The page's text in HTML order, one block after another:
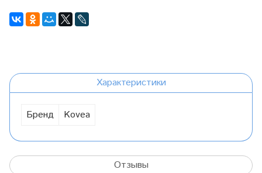
Характеристики
Бренд Kovea
Отзывы